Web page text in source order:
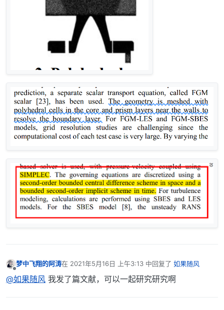
梦中飞翔的阿涛在 2021年5月16日 上午3:13 中回复了 如果随风
最后由 编辑
@如果随风 我发了篇文献，可以一起研究研究啊